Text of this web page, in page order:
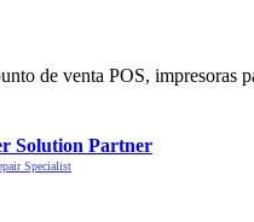
de venta POS, impresoras
Solution Partner
Specialist